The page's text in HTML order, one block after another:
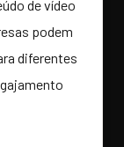
de vídeo
podem
diferentes